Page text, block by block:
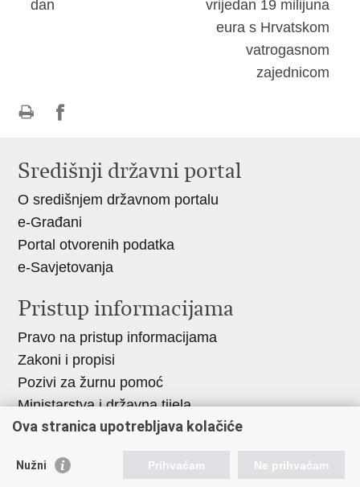
dan
vrijedan 19 milijuna
eura s Hrvatskom
vatrogasnom
zajednicom
Facebooku
Središnji državni portal
O središnjem državnom portalu
e-Građani
Portal otvorenih podatka
e-Savjetovanja
Pristup informacijama
Pravo na pristup informacijama
Zakoni i propisi
Pozivi za žurnu pomoć
Ministarstva i državna tijela
Vlada RH
Ova stranica upotrebljava kolačiće
Nužni Prihvaćam Ne prihvaćam